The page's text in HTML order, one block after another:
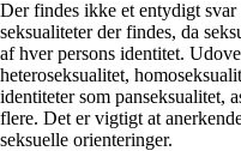
Der findes ikke et entydigt
seksualiteter der findes, da
af hver persons identitet.
heteroseksualitet,
identiteter som panseksualitet,
flere. Det er vigtigt at
seksuelle orienteringer.